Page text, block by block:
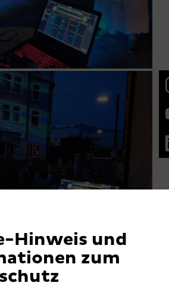
Hinweis und
zum